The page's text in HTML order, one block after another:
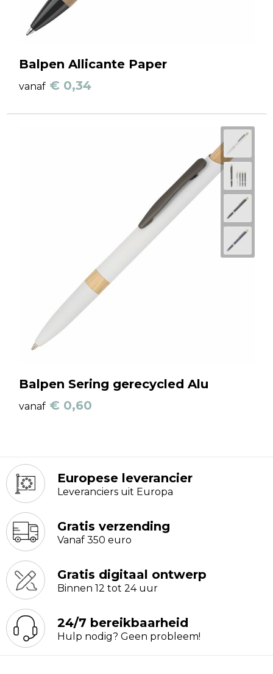
Balpen Allicante Paper
vanaf € 0,34
Balpen Sering gerecycled Alu
vanaf € 0,60
Europese leverancier
Leveranciers uit Europa
Gratis verzending
Vanaf 350 euro
Gratis digitaal ontwerp
Binnen 12 tot 24 uur
24/7 bereikbaarheid
Hulp nodig? Geen probleem!